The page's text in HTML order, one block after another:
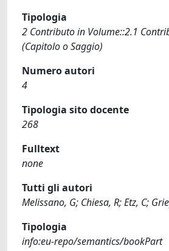
Tipologia
2 Contributo in Volume::2.1
(Capitolo o Saggio)
Numero autori
4
Tipologia sito docente
268
Fulltext
none
Tutti gli autori
Melissano, G; Chiesa, R; Etz, C;
Tipologia
info:eu-repo/semantics/bookPart